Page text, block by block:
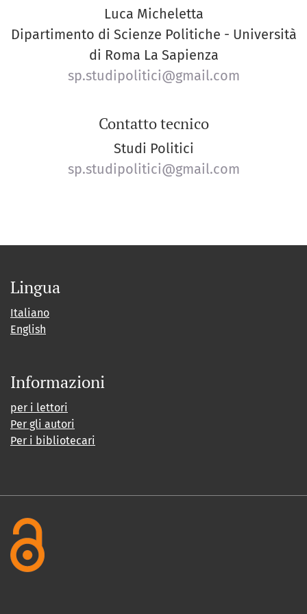
Luca Micheletta
Dipartimento di Scienze Politiche - Università
di Roma La Sapienza
sp.studipolitici@gmail.com
Contatto tecnico
Studi Politici
sp.studipolitici@gmail.com
Lingua
Italiano
English
Informazioni
per i lettori
Per gli autori
Per i bibliotecari